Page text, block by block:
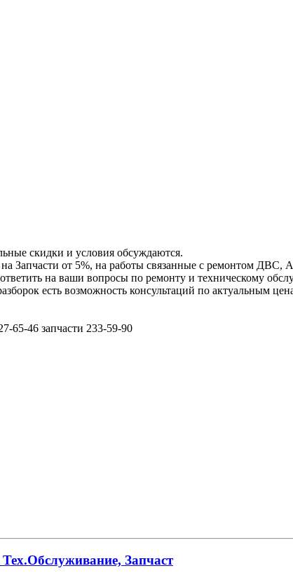
скидки и условия обсуждаются.
Запчасти от 5%, на работы связанные с ремонтом
на ваши вопросы по ремонту и техническому
есть возможность консультаций по актуальным
65-46 запчасти 233-59-90
Запчаст